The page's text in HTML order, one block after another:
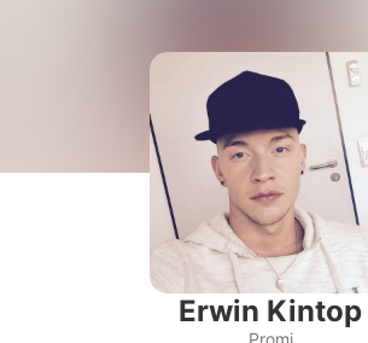
Filme & Serien
Lifestyle
Familie & Liebe
Promiflash Exklusiv
Alle Themen auf
Erwin Kintop
Promi